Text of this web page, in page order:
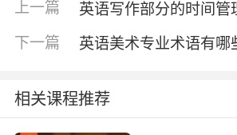
电、防火等基础安全。针对无线
测试项目包括频谱带宽、杂散发
场监管总局数据显示，超七成消
认证产品，印证规范市场的重要性
上一篇 英语写作部分的时间管
下一篇 英语美术专业术语有哪
相关课程推荐